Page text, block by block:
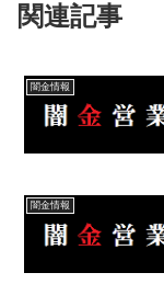
関連記事
闇金情報
闇金情報